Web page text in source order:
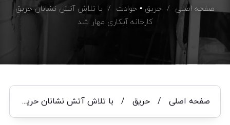
صفحه اصلی / حریق • حوادث / با تلاش آتش نشانان حریق
کارخانه آبکاری مهار شد
صفحه اصلی/ حریق/ با تلاش آتش نشانان حریق کارخانه آبکاری مهار شد